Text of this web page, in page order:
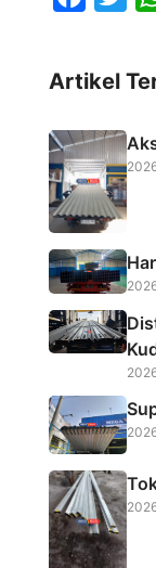
e
b
o
o
k
t
e
Artikel